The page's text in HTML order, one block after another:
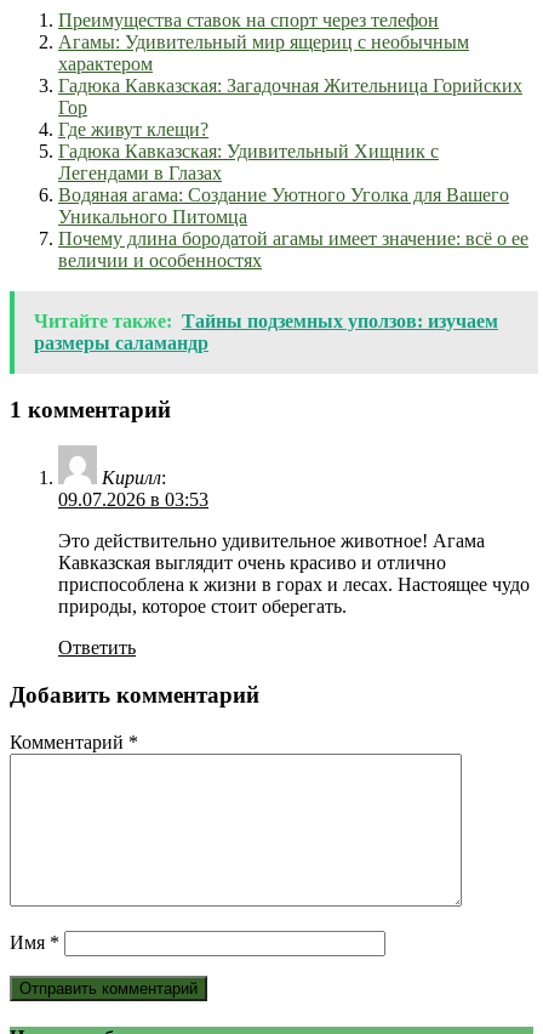
Преимущества ставок на спорт через телефон
Агамы: Удивительный мир ящериц с необычным
характером
Гадюка Кавказская: Загадочная Жительница Горийских
Гор
Где живут клещи?
Гадюка Кавказская: Удивительный Хищник с
Легендами в Глазах
Водяная агама: Создание Уютного Уголка для Вашего
Уникального Питомца
Почему длина бородатой агамы имеет значение: всё о ее
величии и особенностях
Читайте также: Тайны подземных уползов: изучаем
размеры саламандр
1 комментарий
Кирилл:
09.07.2026 в 03:53
Это действительно удивительное животное! Агама
Кавказская выглядит очень красиво и отлично
приспособлена к жизни в горах и лесах. Настоящее чудо
природы, которое стоит оберегать.
Ответить
Добавить комментарий
Комментарий *
Имя *